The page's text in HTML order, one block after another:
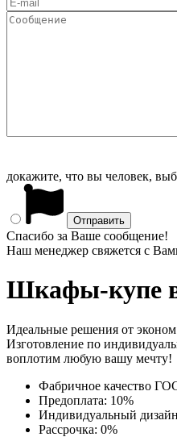
докажите, что вы человек,
Спасибо за Ваше сообщение!
Наш менеджер свяжется с
Шкафы-купе
Идеальные решения от
Изготовление по
воплотим любую вашу мечту!
Фабричное качество
Предоплата: 10%
Индивидуальный
Рассрочка: 0%